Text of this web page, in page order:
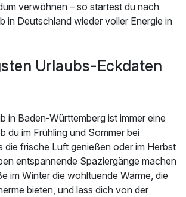
verwöhnen – so startest du nach
in Deutschland wieder voller Energie in
Urlaubs-Eckdaten
in Baden-Württemberg ist immer eine
du im Frühling und Sommer bei
die frische Luft genießen oder im Herbst
entspannende Spaziergänge machen
im Winter die wohltuende Wärme, die
bieten, und lass dich von der